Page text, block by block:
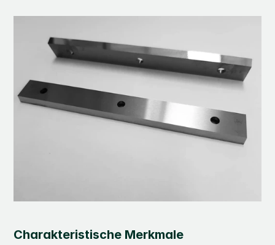
Charakteristische Merkmale